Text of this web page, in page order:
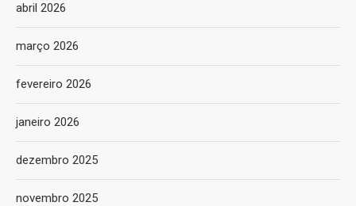
abril 2026
março 2026
fevereiro 2026
janeiro 2026
dezembro 2025
novembro 2025